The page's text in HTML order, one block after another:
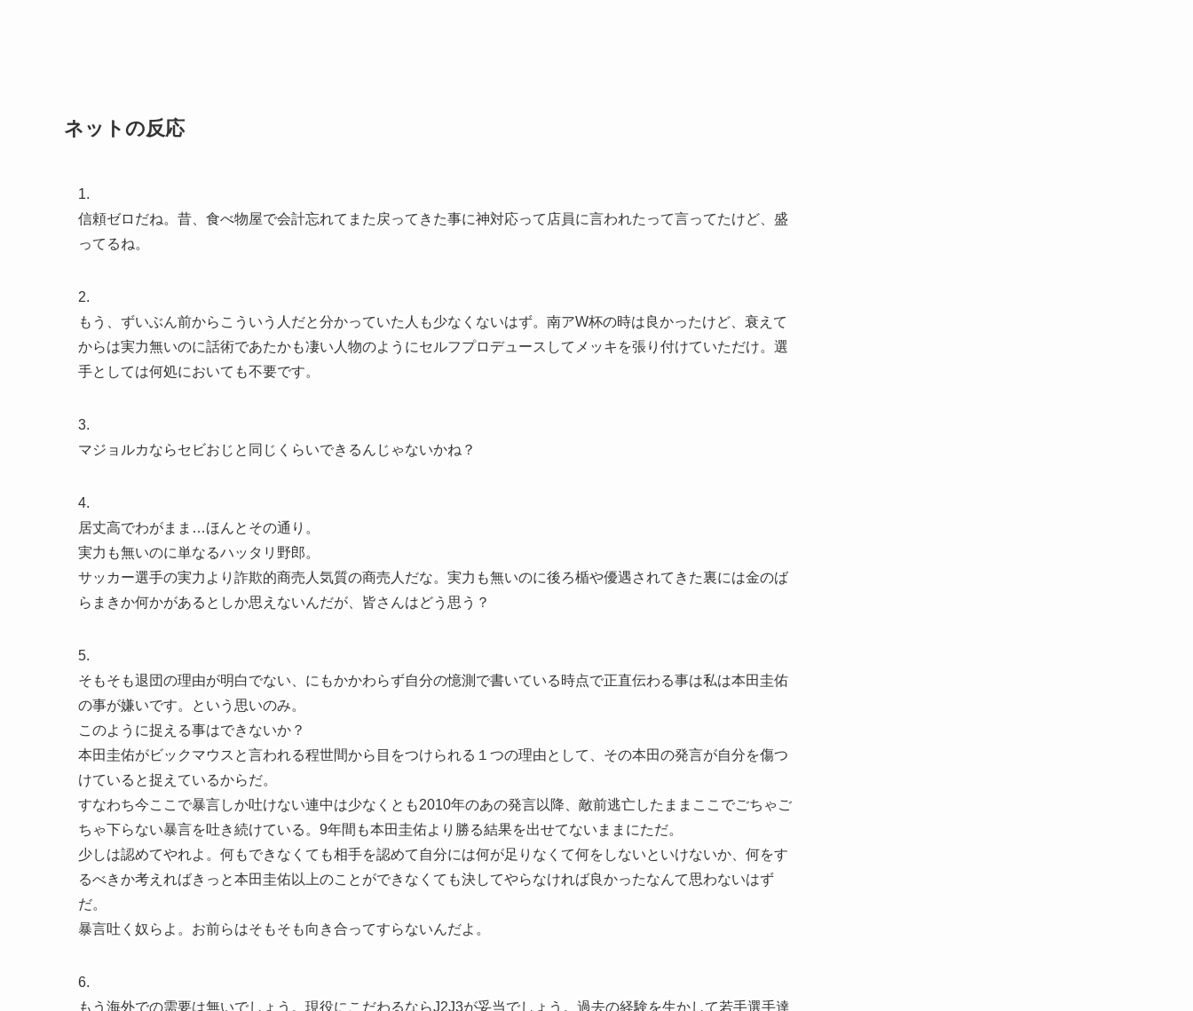
ネットの反応
1.
信頼ゼロだね。昔、食べ物屋で会計忘れてまた戻ってきた事に神対応って店員に言われたって言ってたけど、盛
ってるね。
2.
もう、ずいぶん前からこういう人だと分かっていた人も少なくないはず。南アW杯の時は良かったけど、衰えて
からは実力無いのに話術であたかも凄い人物のようにセルフプロデュースしてメッキを張り付けていただけ。選
手としては何処においても不要です。
3.
マジョルカならセビおじと同じくらいできるんじゃないかね？
4.
居丈高でわがまま…ほんとその通り。
実力も無いのに単なるハッタリ野郎。
サッカー選手の実力より詐欺的商売人気質の商売人だな。実力も無いのに後ろ楯や優遇されてきた裏には金のば
らまきか何かがあるとしか思えないんだが、皆さんはどう思う？
5.
そもそも退団の理由が明白でない、にもかかわらず自分の憶測で書いている時点で正直伝わる事は私は本田圭佑
の事が嫌いです。という思いのみ。
このように捉える事はできないか？
本田圭佑がビックマウスと言われる程世間から目をつけられる１つの理由として、その本田の発言が自分を傷つ
けていると捉えているからだ。
すなわち今ここで暴言しか吐けない連中は少なくとも2010年のあの発言以降、敵前逃亡したままここでごちゃご
ちゃ下らない暴言を吐き続けている。9年間も本田圭佑より勝る結果を出せてないままにただ。
少しは認めてやれよ。何もできなくても相手を認めて自分には何が足りなくて何をしないといけないか、何をす
るべきか考えればきっと本田圭佑以上のことができなくても決してやらなければ良かったなんて思わないはず
だ。
暴言吐く奴らよ。お前らはそもそも向き合ってすらないんだよ。
6.
もう海外での需要は無いでしょう。現役にこだわるならJ2J3が妥当でしょう。過去の経験を生かして若手選手達